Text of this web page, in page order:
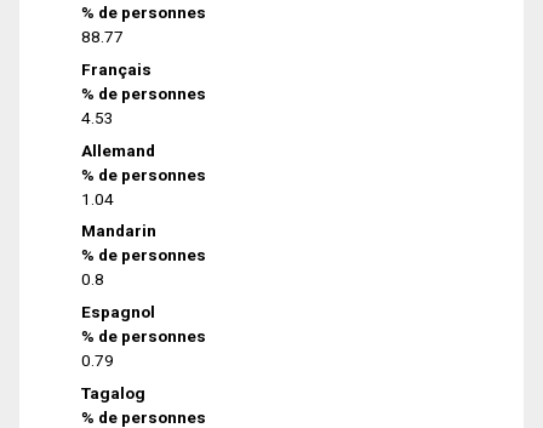
% de personnes
88.77
Français
% de personnes
4.53
Allemand
% de personnes
1.04
Mandarin
% de personnes
0.8
Espagnol
% de personnes
0.79
Tagalog
% de personnes